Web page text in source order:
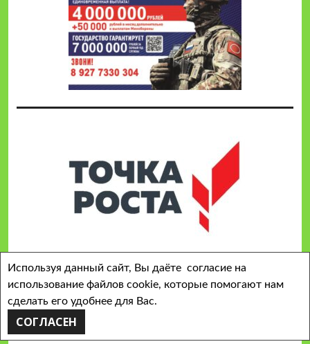
ОПРОСНАЯ АНКЕТА «УДОВЛЕТВОРЕННОСТЬ
КАЧЕСТВОМ ОБРАЗОВАНИЯ»
Используя данный сайт, Вы даёте согласие на
использование файлов cookie, которые помогают нам
сделать его удобнее для Вас.
СОГЛАСЕН